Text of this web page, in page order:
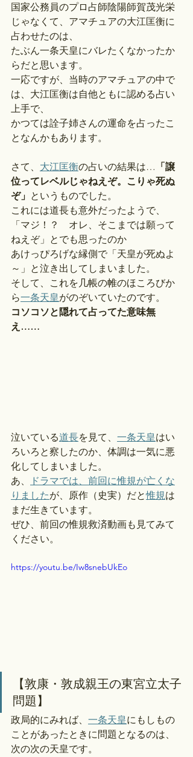
国家公務員のプロ占師陰陽師賀茂光栄
じゃなくて、アマチュアの大江匡衡に
占わせたのは、
たぶん一条天皇にバレたくなかったか
らだと思います。
一応ですが、当時のアマチュアの中で
は、大江匡衡は自他ともに認める占い
上手で、
かつては詮子姉さんの運命を占ったこ
となんかもあります。
さて、 大江匡衡の占いの結果は… 「譲
位ってレベルじゃねえぞ。こりゃ死ぬ
ぞ」 というものでした。
これには道長も意外だったようで、
「マジ！？　オレ、そこまでは願って
ねえぞ」とでも思ったのか
あけっぴろげな縁側で「天皇が死ぬよ
～」と泣き出してしまいました。
そして、これを几帳の帷のほころびか
ら一条天皇がのぞいていたのです。
コソコソと隠れて占ってた意味無
え……
泣いている道長を見て、 一条天皇はい
ろいろと察したのか、体調は一気に悪
化してしまいました。
あ、
ドラマでは、前回に惟規が亡くな
りましたが、原作（史実）だと惟規は
まだ生きています。
ぜひ、前回の惟規救済動画も見てみて
ください。
https://youtu.be/Iw8snebUkEo
【敦康・敦成親王の東宮立太子
問題】
政局的にみれば、 一条天皇にもしもの
ことがあったときに問題となるのは、
次の次の天皇です。